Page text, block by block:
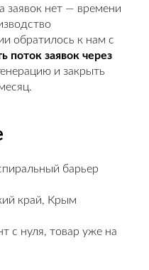
заявок нет — времени
обратилось к нам с
поток заявок через
и закрыть
барьер
край, Крым
с нуля, товар уже на